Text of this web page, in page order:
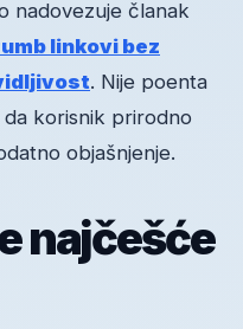
nadovezuje članak
linkovi bez
. Nije poenta
korisnik prirodno
objašnjenje.
najčešće